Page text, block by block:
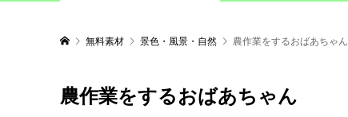
無料素材 景色・風景・自然 農作業をするおばあちゃん
農作業をするおばあちゃん